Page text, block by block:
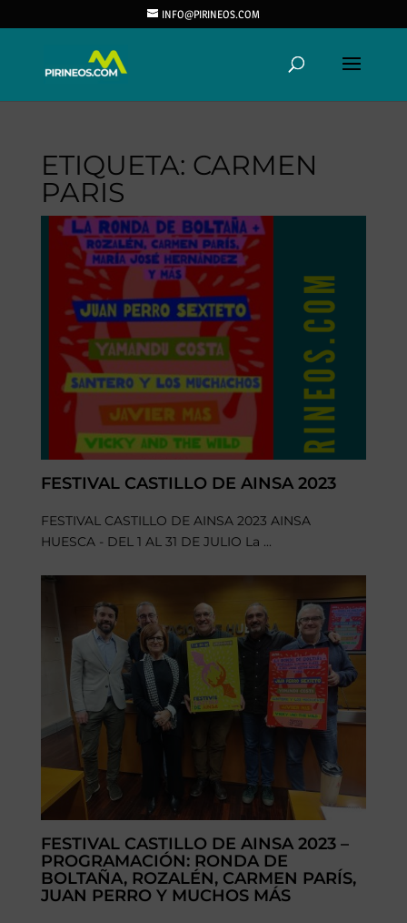
INFO@PIRINEOS.COM
ETIQUETA: CARMEN
PARIS
FESTIVAL CASTILLO DE AINSA 2023
FESTIVAL CASTILLO DE AINSA 2023 AINSA
HUESCA - DEL 1 AL 31 DE JULIO La ...
FESTIVAL CASTILLO DE AINSA 2023 –
PROGRAMACIÓN: RONDA DE
BOLTAÑA, ROZALÉN, CARMEN PARÍS,
JUAN PERRO Y MUCHOS MÁS